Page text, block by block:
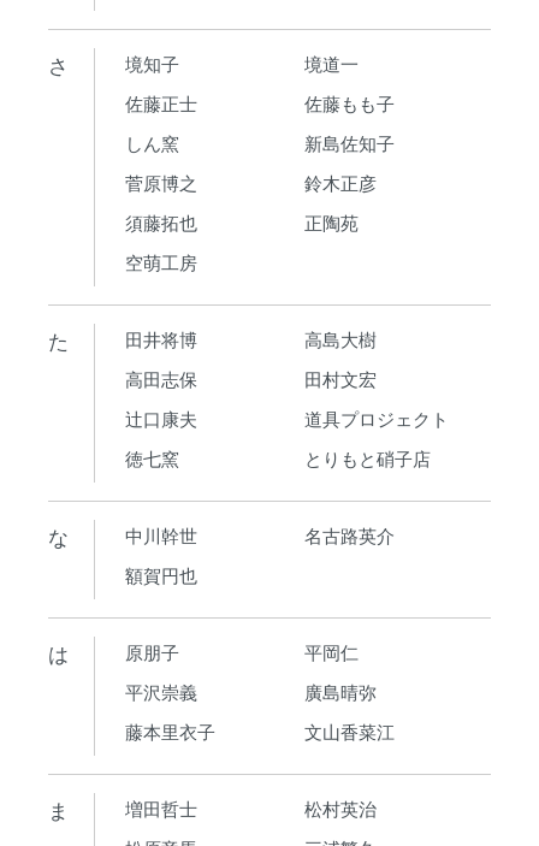
さ 境知子
境道一
佐藤正士
佐藤もも子
しん窯
新島佐知子
菅原博之
鈴木正彦
須藤拓也
正陶苑
空萌工房
た 田井将博
高島大樹
高田志保
田村文宏
辻口康夫
道具プロジェクト
徳七窯
とりもと硝子店
な 中川幹世
名古路英介
額賀円也
は 原朋子
平岡仁
平沢崇義
廣島晴弥
藤本里衣子
文山香菜江
ま 増田哲士
松村英治